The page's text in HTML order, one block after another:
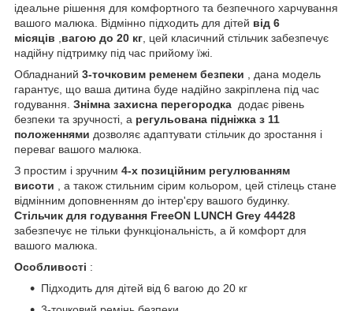
ідеальне рішення для комфортного та безпечного харчування
вашого малюка. Відмінно підходить для дітей від 6
місяців
вагою до 20 кг , цей класичний стільчик забезпечує
надійну підтримку під час прийому їжі.
Обладнаний 3-точковим ременем безпеки , дана модель
гарантує, що ваша дитина буде надійно закріплена під час
годування. Знімна захисна перегородка додає рівень
безпеки та зручності, а регульована підніжка з 11
положеннями дозволяє адаптувати стільчик до зростання і
переваг вашого малюка.
З простим і зручним 4-х позиційним регулюванням
висоти , а також стильним сірим кольором, цей стілець стане
відмінним доповненням до інтер'єру вашого будинку.
Стільчик для годування FreeON LUNCH Grey 44428
забезпечує не тільки функціональність, а й комфорт для
вашого малюка.
Особливості :
Підходить для дітей від 6 вагою до 20 кг